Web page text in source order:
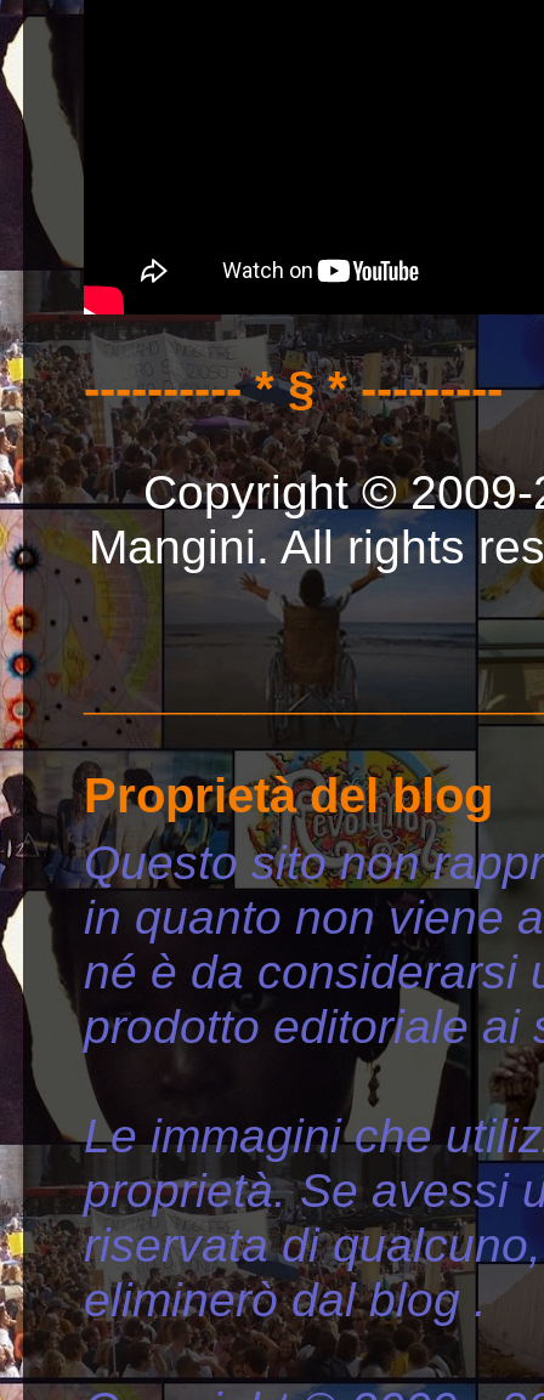
---------- * § * ---------
Copyright ©
Mangini. All rights
Proprietà del blog
Questo sito non
in quanto non viene
né è da considerarsi
prodotto editoriale ai
Le immagini che
proprietà. Se avessi
riservata di
eliminerò dal blog .